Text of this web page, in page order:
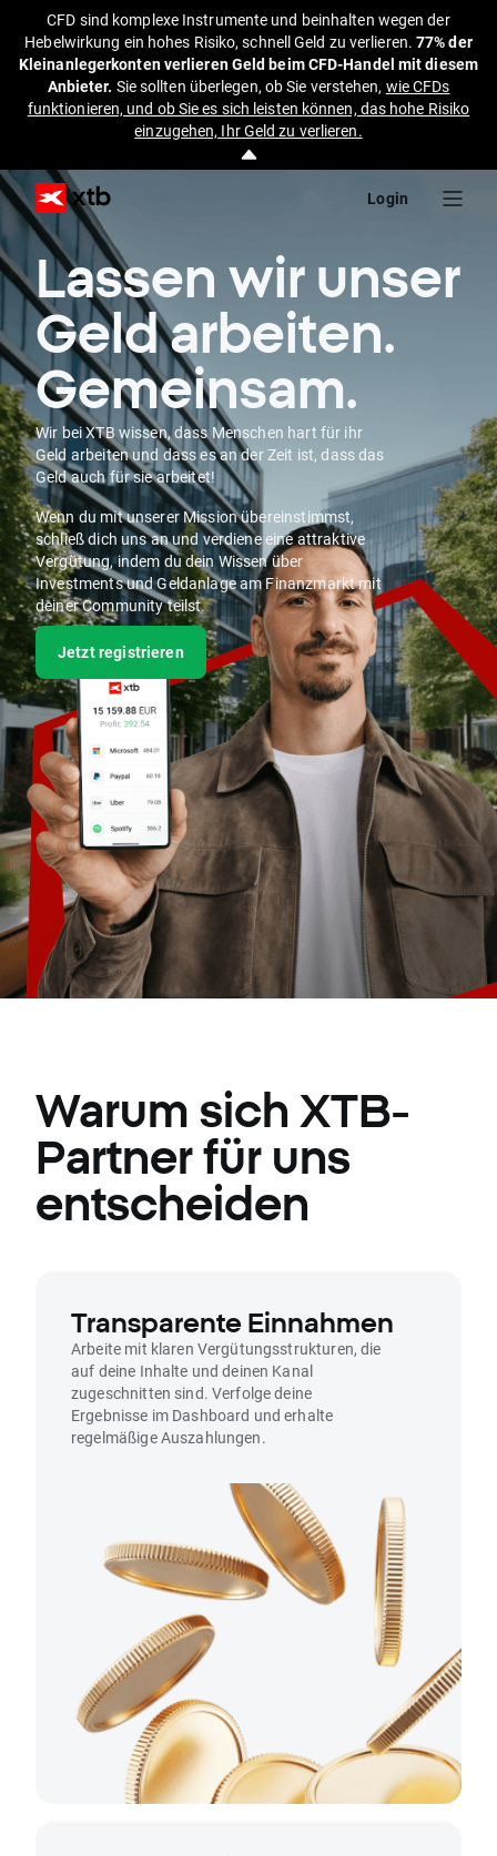
CFD sind komplexe Instrumente und beinhalten wegen der
Hebelwirkung ein hohes Risiko, schnell Geld zu verlieren.77% der
Kleinanlegerkonten verlieren Geld beim CFD-Handel mit diesem
Anbieter. Sie sollten überlegen, ob Sie verstehen, wie CFDs
funktionieren, und ob Sie es sich leisten können, das hohe Risiko
einzugehen, Ihr Geld zu verlieren.
Login
Lassen wir unser
Geld arbeiten.
Gemeinsam.
Wir bei XTB wissen, dass Menschen hart für ihr
Geld arbeiten und dass es an der Zeit ist, dass das
Geld auch für sie arbeitet!
Wenn du mit unserer Mission übereinstimmst,
schließ dich uns an und verdiene eine attraktive
Vergütung, indem du dein Wissen über
Investments und Geldanlage am Finanzmarkt mit
deiner Community teilst.
Jetzt registrieren
Warum sich XTB-
Partner für uns
entscheiden
Transparente Einnahmen
Arbeite mit klaren Vergütungsstrukturen, die
auf deine Inhalte und deinen Kanal
zugeschnitten sind. Verfolge deine
Ergebnisse im Dashboard und erhalte
regelmäßige Auszahlungen.